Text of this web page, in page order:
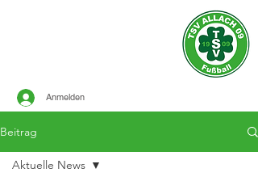
Anmelden
Beitrag
Aktuelle News